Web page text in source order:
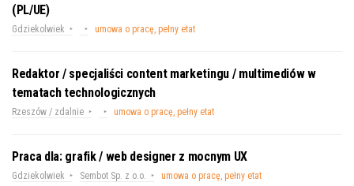
(PL/UE)
Gdziekolwiek umowa o pracę, pełny etat
Redaktor / specjaliści content marketingu / multimediów w
tematach technologicznych
Rzeszów / zdalnie umowa o pracę, pełny etat
Praca dla: grafik / web designer z mocnym UX
Gdziekolwiek Sembot Sp. z o.o. umowa o pracę, pełny etat